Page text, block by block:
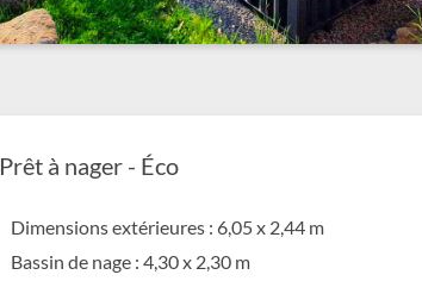
Prêt à nager - Éco
Dimensions extérieures : 6,05 x 2,44 m
Bassin de nage : 4,30 x 2,30 m